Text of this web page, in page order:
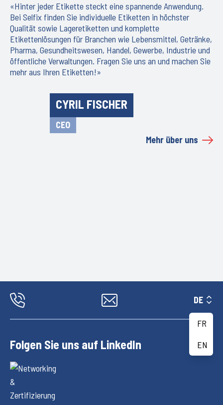
«Hinter jeder Etikette steckt eine spannende Anwendung.
Bei Selfix finden Sie individuelle Etiketten in höchster
Qualität sowie Lageretiketten und komplette
Etikettenlösungen für Branchen wie Lebensmittel, Getränke,
Pharma, Gesundheitswesen, Handel, Gewerbe, Industrie und
öffentliche Verwaltungen. Fragen Sie uns an und machen Sie
mehr aus Ihren Etiketten!»
CYRIL FISCHER
CEO
Mehr über uns
DE
FR
EN
Folgen Sie uns auf LinkedIn